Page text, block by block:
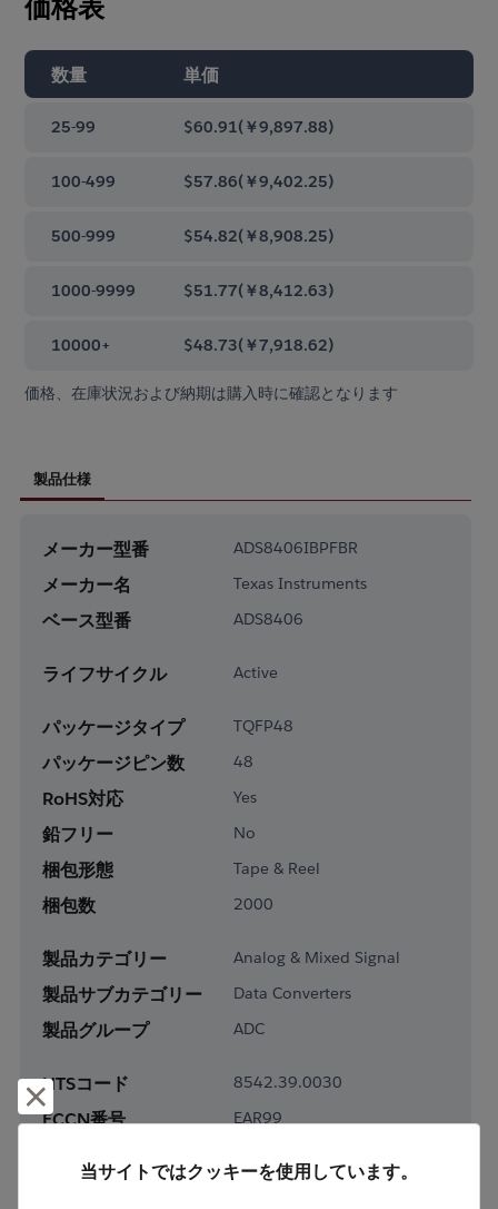
数量 単価
25-99 $60.91(￥9,897.88)
100-499 $57.86(￥9,402.25)
500-999 $54.82(￥8,908.25)
1000-9999 $51.77(￥8,412.63)
10000+ $48.73(￥7,918.62)
価格、在庫状況および納期は購入時に確認となります
製品仕様
メーカー型番 ADS8406IBPFBR
メーカー名 Texas Instruments
ベース型番 ADS8406
ライフサイクル Active
パッケージタイプ TQFP48
パッケージピン数 48
RoHS対応 Yes
鉛フリー No
梱包形態 Tape & Reel
梱包数 2000
製品カテゴリー Analog & Mixed Signal
製品サブカテゴリー Data Converters
製品グループ ADC
HTSコード 8542.39.0030
ECCN番号 EAR99
却下して閉じる
当サイトではクッキーを使用しています。